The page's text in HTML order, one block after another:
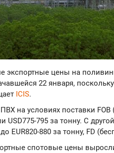
экспортные цены на
22 января,
ICIS.
на условиях поставки FOB
USD775-795 за тонну. С
EUR820-880 за тонну, FD
спотовые цены